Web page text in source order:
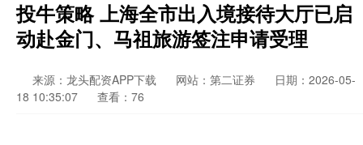
投牛策略 上海全市出入境接待大厅已启
动赴金门、马祖旅游签注申请受理
来源：龙头配资APP下载 网站：第二证券
日期：2026-05-
18 10:35:07
查看：76